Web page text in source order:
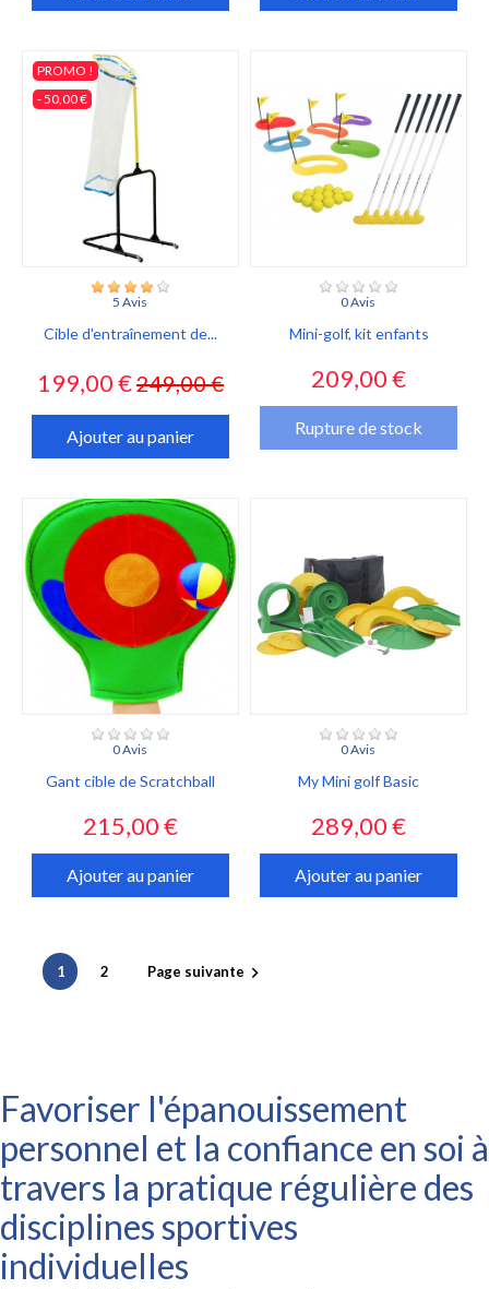
5 Avis
Cible d'entraînement de...
Prix
199,00 €Prix
habituel
249,00 €
Ajouter au panier
PROMO !
- 50,00 €
0 Avis
Mini-golf, kit enfants
Prix
209,00 €
Rupture de stock
0 Avis
Gant cible de Scratchball
Prix
215,00 €
Ajouter au panier
0 Avis
My Mini golf Basic
Prix
289,00 €
Ajouter au panier
1 2 Page suivante 
Favoriser l'épanouissement
personnel et la confiance en soi à
travers la pratique régulière des
disciplines sportives
individuelles